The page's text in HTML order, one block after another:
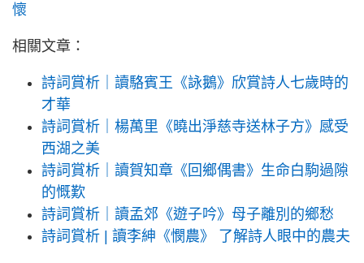
懷
相關文章：
詩詞賞析｜讀駱賓王《詠鵝》欣賞詩人七歲時的
才華
詩詞賞析｜楊萬里《曉出淨慈寺送林子方》感受
西湖之美
詩詞賞析｜讀賀知章《回鄉偶書》生命白駒過隙
的慨歎
詩詞賞析｜讀孟郊《遊子吟》母子離別的鄉愁
詩詞賞析 | 讀李紳《憫農》 了解詩人眼中的農夫